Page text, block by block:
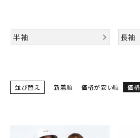
詳しい条件から探す
半袖
長袖
並び替え 新着順 価格が安い順 価